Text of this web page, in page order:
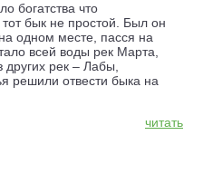
богатства что
бык не простой. Был он
одном месте, пасся на
всей воды рек Марта,
рек – Лабы,
решили отвести быка на
читать